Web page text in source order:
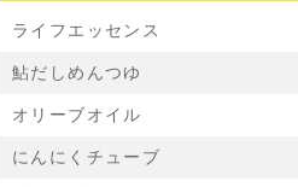
ライフエッセンス
鮎だしめんつゆ
オリーブオイル
にんにくチューブ